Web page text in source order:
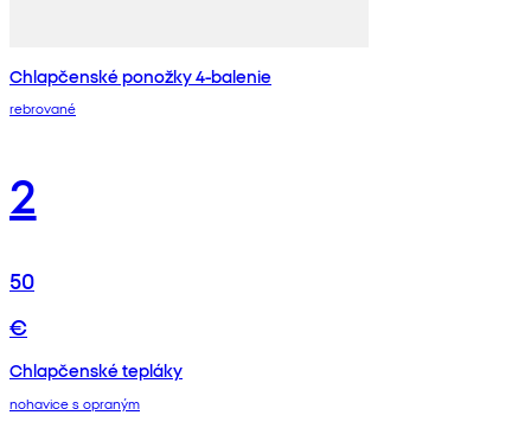
Chlapčenské ponožky 4-balenie
rebrované
2
50
€
Chlapčenské tepláky
nohavice s opraným